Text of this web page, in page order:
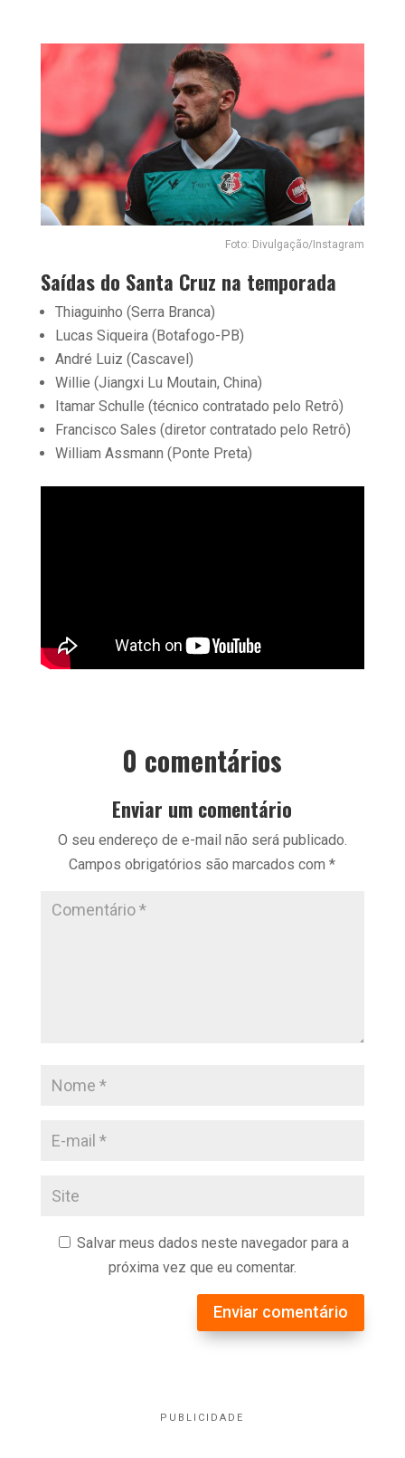
Foto: Divulgação/Instagram
Saídas do Santa Cruz na temporada
Thiaguinho (Serra Branca)
Lucas Siqueira (Botafogo-PB)
André Luiz (Cascavel)
Willie (Jiangxi Lu Moutain, China)
Itamar Schulle (técnico contratado pelo Retrô)
Francisco Sales (diretor contratado pelo Retrô)
William Assmann (Ponte Preta)
0 comentários
Enviar um comentário
O seu endereço de e-mail não será publicado.
Campos obrigatórios são marcados com*
Salvar meus dados neste navegador para a
próxima vez que eu comentar.
Enviar comentário
PUBLICIDADE